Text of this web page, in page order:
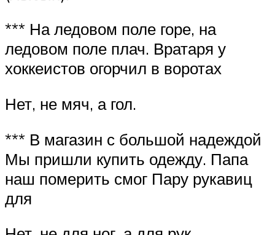
*** На ледовом поле горе, на
ледовом поле плач. Вратаря у
хоккеистов огорчил в воротах
Нет, не мяч, а гол.
*** В магазин с большой надеждой
Мы пришли купить одежду. Папа
наш померить смог Пару рукавиц
для